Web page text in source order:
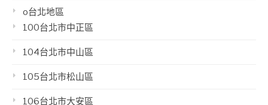
o台北地區
100台北市中正區
104台北市中山區
105台北市松山區
106台北市大安區